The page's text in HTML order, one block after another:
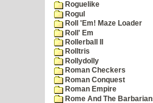
Roguelike
Rogul
Roll 'Em! Maze Loader
Roll' Em
Rollerball II
Rolltris
Rollydolly
Roman Checkers
Roman Conquest
Roman Empire
Rome And The